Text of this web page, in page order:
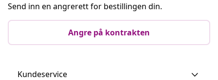
Send inn en angrerett for bestillingen din.
Angre på kontrakten
Kundeservice